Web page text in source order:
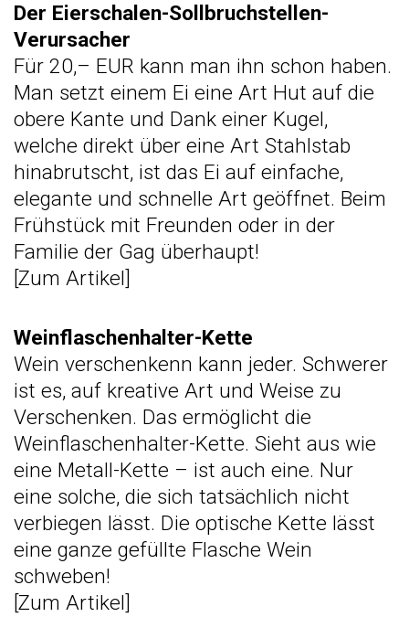
Der Eierschalen-Sollbruchstellen-
Verursacher
Für 20,– EUR kann man ihn schon haben.
Man setzt einem Ei eine Art Hut auf die
obere Kante und Dank einer Kugel,
welche direkt über eine Art Stahlstab
hinabrutscht, ist das Ei auf einfache,
elegante und schnelle Art geöffnet. Beim
Frühstück mit Freunden oder in der
Familie der Gag überhaupt!
[Zum Artikel]
Weinflaschenhalter-Kette
Wein verschenkenn kann jeder. Schwerer
ist es, auf kreative Art und Weise zu
Verschenken. Das ermöglicht die
Weinflaschenhalter-Kette. Sieht aus wie
eine Metall-Kette – ist auch eine. Nur
eine solche, die sich tatsächlich nicht
verbiegen lässt. Die optische Kette lässt
eine ganze gefüllte Flasche Wein
schweben!
[Zum Artikel]